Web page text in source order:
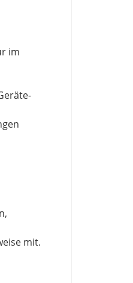
im
mit.